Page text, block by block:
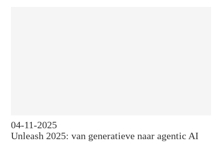
04-11-2025
Unleash 2025: van generatieve naar agentic AI